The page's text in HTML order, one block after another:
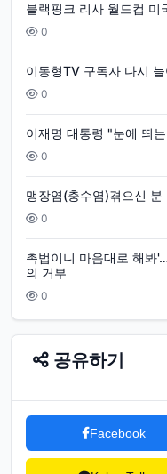
블랙핑크 리사 월드컵 미
0
이동형TV 구독자 다시
0
이재명 대통령 "눈에 띄
0
맹장염(충수염)겪으신
0
촉법이니 마음대로 해봐
의 거부
0
공유하기
Facebook